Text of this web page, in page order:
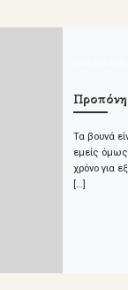
Τα βουνά
εμείς όμως
χρόνο για
[…]